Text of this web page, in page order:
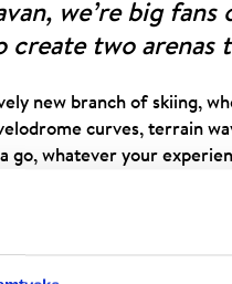
we’re big
create two arenas
new branch of skiing,
curves, terrain
go, whatever your
was a major success
is adjacent to Länken
other in a fantastic